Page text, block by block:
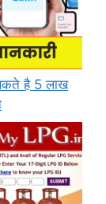
है 5 लाख